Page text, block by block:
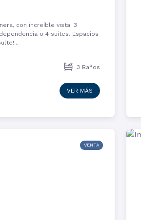
con increíble vista! 3
o 4 suites. Espacios
3 Baños
VER MÁS
VENTA